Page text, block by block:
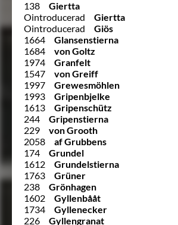
138
Giertta
Ointroducerad
Giertta
Ointroducerad
Giös
1664
Glansenstierna
1684
von Goltz
1974
Granfelt
1547
von Greiff
1997
Grewesmöhlen
1993
Gripenbjelke
1613
Gripenschütz
244
Gripenstierna
229
von Grooth
2058
af Grubbens
174
Grundel
1612
Grundelstierna
1763
Grüner
238
Grönhagen
1602
Gyllenbååt
1734
Gyllenecker
226
Gyllengranat